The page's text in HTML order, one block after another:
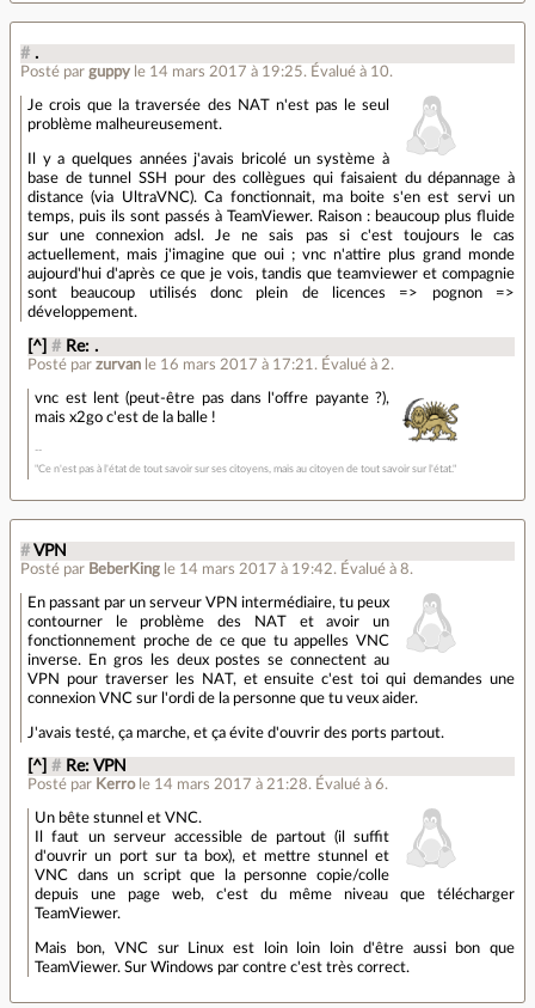
# .
Posté par guppy le 14 mars 2017 à 19:25. Évalué à 10.
Je crois que la traversée des NAT n'est pas le seul
problème malheureusement.
Il y a quelques années j'avais bricolé un système à
base de tunnel SSH pour des collègues qui faisaient du dépannage à
distance (via UltraVNC). Ca fonctionnait, ma boite s'en est servi un
temps, puis ils sont passés à TeamViewer. Raison : beaucoup plus fluide
sur une connexion adsl. Je ne sais pas si c'est toujours le cas
actuellement, mais j'imagine que oui ; vnc n'attire plus grand monde
aujourd'hui d'après ce que je vois, tandis que teamviewer et compagnie
sont beaucoup utilisés donc plein de licences => pognon =>
développement.
[^] # Re: .
Posté parzurvan le 16 mars 2017 à 17:21 . Évalué à 2.
vnc est lent (peut-être pas dans l'offre payante ?),
mais x2go c'est de la balle !
"Ce n'est pas à l'état de tout savoir sur ses citoyens, mais au citoyen de tout savoir sur l'état."
# VPN
Posté par BeberKing le 14 mars 2017 à 19:42. Évalué à 8.
En passant par un serveur VPN intermédiaire, tu peux
contourner le problème des NAT et avoir un
fonctionnement proche de ce que tu appelles VNC
inverse. En gros les deux postes se connectent au
VPN pour traverser les NAT, et ensuite c'est toi qui demandes une
connexion VNC sur l'ordi de la personne que tu veux aider.
J'avais testé, ça marche, et ça évite d'ouvrir des ports partout.
[^] # Re: VPN
Posté par Kerro le 14 mars 2017 à 21:28. Évalué à6.
Un bête stunnel et VNC.
Il faut un serveur accessible de partout (il suffit
d'ouvrir un port sur ta box), et mettre stunnel et
VNC dans un script que la personne copie/colle
depuis une page web, c'est du même niveau que télécharger
TeamViewer.
Mais bon, VNC sur Linux est loin loin loin d'être aussi bon que
TeamViewer. Sur Windows par contre c'est très correct.